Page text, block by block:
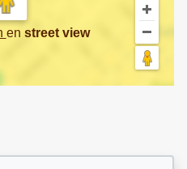
en street view